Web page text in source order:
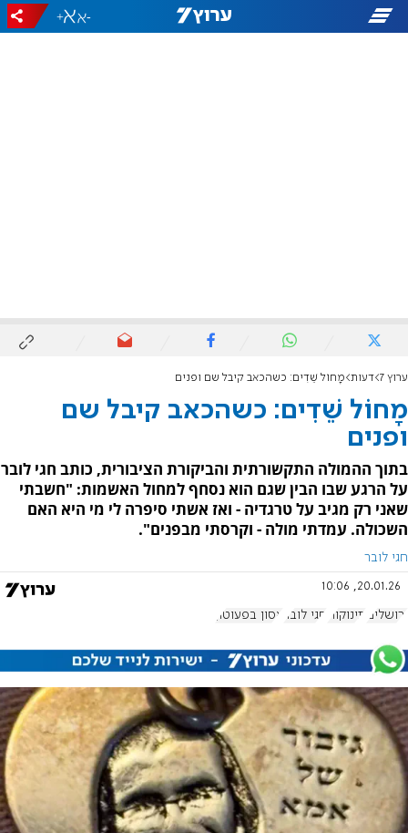
-
+
ערוץ 7 דעות מָחוֹל שֵׁדִים: כשהכאב קיבל שם ופנים
מָחוֹל שֵׁדִים: כשהכאב קיבל שם
ופנים
בתוך ההמולה התקשורתית והביקורת הציבורית, כותב חגי לובר
על הרגע שבו הבין שגם הוא נסחף למחול האשמות: "חשבתי
שאני רק מגיב על טרגדיה - ואז אשתי סיפרה לי מי היא האם
השכולה. עמדתי מולה - וקרסתי מבפנים".
חגי לובר
20.01.26, 10:06
ירושלים תינוקות חגי לובר אסון בפעוטון